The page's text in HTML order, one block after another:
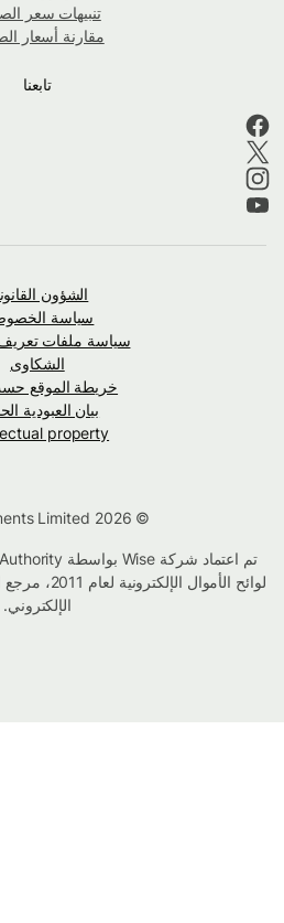
تنبيهات سعر
مقارنة أسعار
تابعنا
الشؤون القانونية
سياسة
سياسة ملفات تعريف
الشكاوى
خريطة الموقع حسب
بيان العبودية
property
لوائح الأموال الإلكترونية لعام 2011، مرجع الشركة
الإلكتروني.